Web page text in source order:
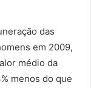
das
em 2009,
médio da
menos do que